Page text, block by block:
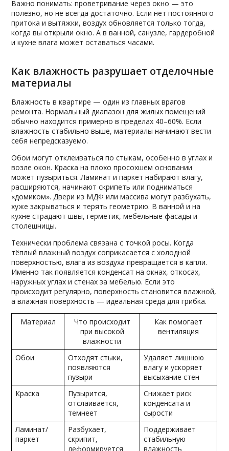
Важно понимать: проветривание через окно — это
полезно, но не всегда достаточно. Если нет постоянного
притока и вытяжки, воздух обновляется только тогда,
когда вы открыли окно. А в ванной, санузле, гардеробной
и кухне влага может оставаться часами.
Как влажность разрушает отделочные
материалы
Влажность в квартире — один из главных врагов
ремонта. Нормальный диапазон для жилых помещений
обычно находится примерно в пределах 40–60%. Если
влажность стабильно выше, материалы начинают вести
себя непредсказуемо.
Обои могут отклеиваться по стыкам, особенно в углах и
возле окон. Краска на плохо просохшем основании
может пузыриться. Ламинат и паркет набирают влагу,
расширяются, начинают скрипеть или подниматься
«домиком». Двери из МДФ или массива могут разбухать,
хуже закрываться и терять геометрию. В ванной и на
кухне страдают швы, герметик, мебельные фасады и
столешницы.
Технически проблема связана с точкой росы. Когда
тёплый влажный воздух соприкасается с холодной
поверхностью, влага из воздуха превращается в капли.
Именно так появляется конденсат на окнах, откосах,
наружных углах и стенах за мебелью. Если это
происходит регулярно, поверхность становится влажной,
а влажная поверхность — идеальная среда для грибка.
Материал
Что происходит
при высокой
влажности
Как помогает
вентиляция
Обои
Отходят стыки,
появляются
пузыри
Удаляет лишнюю
влагу и ускоряет
высыхание стен
Краска
Пузырится,
отслаивается,
темнеет
Снижает риск
конденсата и
сырости
Ламинат/
паркет
Разбухает,
скрипит,
деформируется
Поддерживает
стабильную
влажность